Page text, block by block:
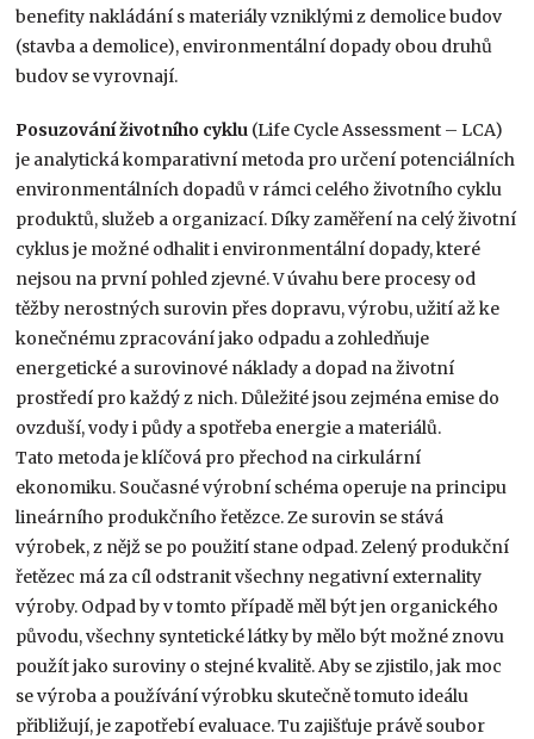
benefity nakládání s materiály vzniklými z demolice budov
(stavba a demolice), environmentální dopady obou druhů
budov se vyrovnají.
Posuzování životního cyklu (Life Cycle Assessment – LCA)
je analytická komparativní metoda pro určení potenciálních
environmentálních dopadů v rámci celého životního cyklu
produktů, služeb a organizací. Díky zaměření na celý životní
cyklus je možné odhalit i environmentální dopady, které
nejsou na první pohled zjevné. V úvahu bere procesy od
těžby nerostných surovin přes dopravu, výrobu, užití až ke
konečnému zpracování jako odpadu a zohledňuje
energetické a surovinové náklady a dopad na životní
prostředí pro každý z nich. Důležité jsou zejména emise do
ovzduší, vody i půdy a spotřeba energie a materiálů.
Tato metoda je klíčová pro přechod na cirkulární
ekonomiku. Současné výrobní schéma operuje na principu
lineárního produkčního řetězce. Ze surovin se stává
výrobek, z nějž se po použití stane odpad. Zelený produkční
řetězec má za cíl odstranit všechny negativní externality
výroby. Odpad by v tomto případě měl být jen organického
původu, všechny syntetické látky by mělo být možné znovu
použít jako suroviny o stejné kvalitě. Aby se zjistilo, jak moc
se výroba a používání výrobku skutečně tomuto ideálu
přibližují, je zapotřebí evaluace. Tu zajišťuje právě soubor